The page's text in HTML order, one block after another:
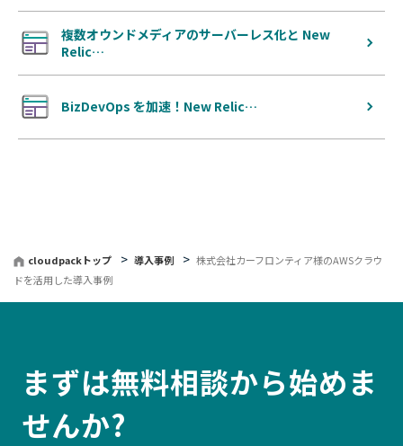
複数オウンドメディアのサーバーレス化と New
Relic…
BizDevOps を加速！New Relic…
cloudpackトップ 導入事例
株式会社カーフロンティア様のAWSクラウ
ドを活用した導入事例
まずは無料相談から始めま
せんか?